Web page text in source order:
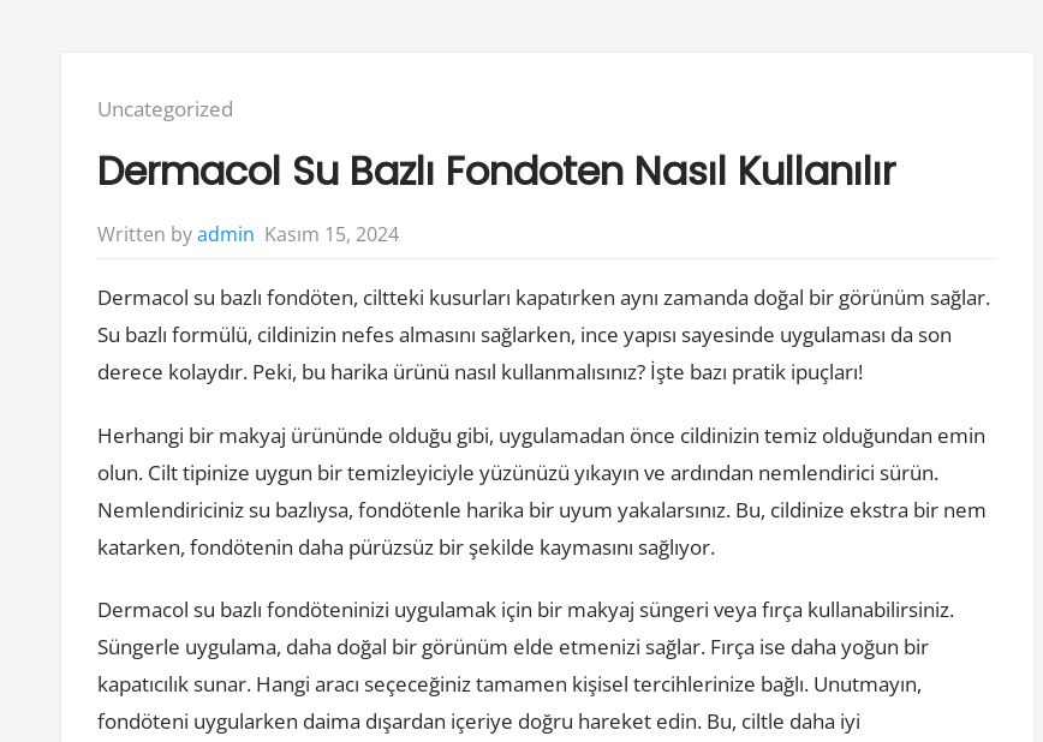
Posted
Uncategorized
Dermacol Su Bazlı Fondoten Nasıl Kullanılır
Written byadmin Kasım 15, 2024
Dermacol su bazlı fondöten, ciltteki kusurları kapatırken aynı zamanda doğal bir görünüm sağlar.
Su bazlı formülü, cildinizin nefes almasını sağlarken, ince yapısı sayesinde uygulaması da son
derece kolaydır. Peki, bu harika ürünü nasıl kullanmalısınız? İşte bazı pratik ipuçları!
Herhangi bir makyaj ürününde olduğu gibi, uygulamadan önce cildinizin temiz olduğundan emin
olun. Cilt tipinize uygun bir temizleyiciyle yüzünüzü yıkayın ve ardından nemlendirici sürün.
Nemlendiriciniz su bazlıysa, fondötenle harika bir uyum yakalarsınız. Bu, cildinize ekstra bir nem
katarken, fondötenin daha pürüzsüz bir şekilde kaymasını sağlıyor.
Dermacol su bazlı fondöteninizi uygulamak için bir makyaj süngeri veya fırça kullanabilirsiniz.
Süngerle uygulama, daha doğal bir görünüm elde etmenizi sağlar. Fırça ise daha yoğun bir
kapatıcılık sunar. Hangi aracı seçeceğiniz tamamen kişisel tercihlerinize bağlı. Unutmayın,
fondöteni uygularken daima dışardan içeriye doğru hareket edin. Bu, ciltle daha iyi